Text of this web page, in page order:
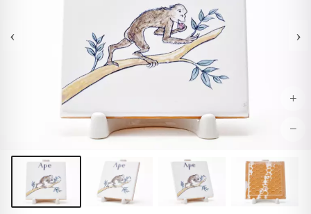
‹ ›
+
−